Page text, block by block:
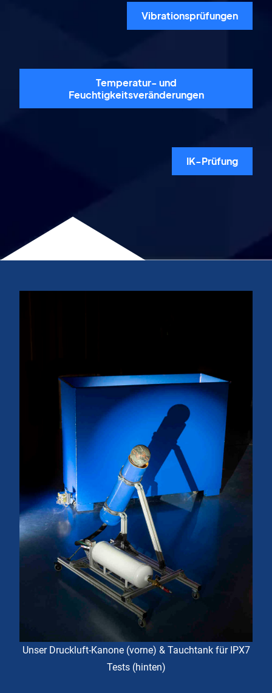
Vibrationsprüfungen
Temperatur- und
Feuchtigkeitsveränderungen
IK-Prüfung
Unser Druckluft-Kanone (vorne) & Tauchtank für IPX7
Tests (hinten)